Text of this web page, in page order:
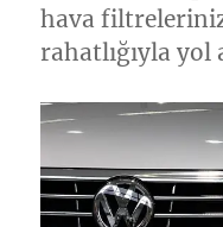
hava
rahatlığıyla yol